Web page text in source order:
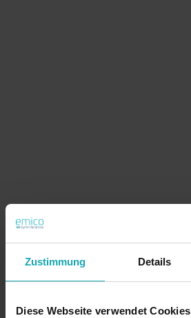
Zustimmung Details
Diese Webseite verwendet Cookies
Rändelschrauben
Aus Kunststoff und Metall: